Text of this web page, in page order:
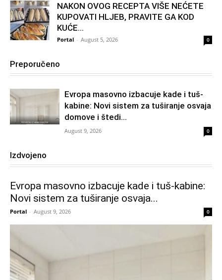
NAKON OVOG RECEPTA VIŠE NEĆETE
KUPOVATI HLJEB, PRAVITE GA KOD
KUĆE…
Portal - August 5, 2026 0
Preporučeno
Evropa masovno izbacuje kade i tuš-
kabine: Novi sistem za tuširanje osvaja
domove i štedi...
August 9, 2026 0
Izdvojeno
Evropa masovno izbacuje kade i tuš-kabine:
Novi sistem za tuširanje osvaja...
Portal - August 9, 2026 0